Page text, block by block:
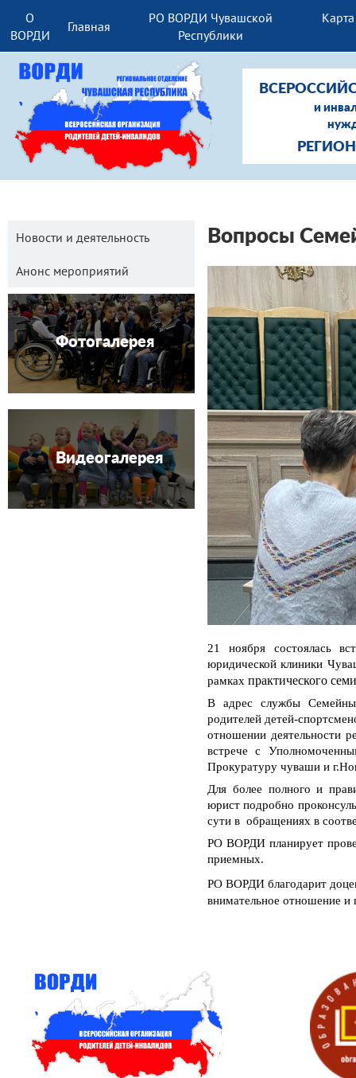
О
ВОРДИ
Главная
РО ВОРДИ Чувашской
Республики
и
Новости и деятельность
Анонс мероприятий
Фотогалерея
Видеогалерея
Вопросы
21 ноября состоялась
юридической клиники
рамках практического
В адрес службы
родителей детей-
отношении деятельности
встрече с
Прокуратуру чуваши и
Для более полного и
юрист подробно
сути в обращениях в
РО ВОРДИ планирует
приемных.
РО ВОРДИ благодарит
внимательное отношение и